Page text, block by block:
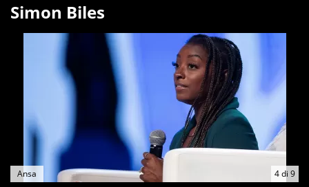
Simon Biles
4di 9
Ansa